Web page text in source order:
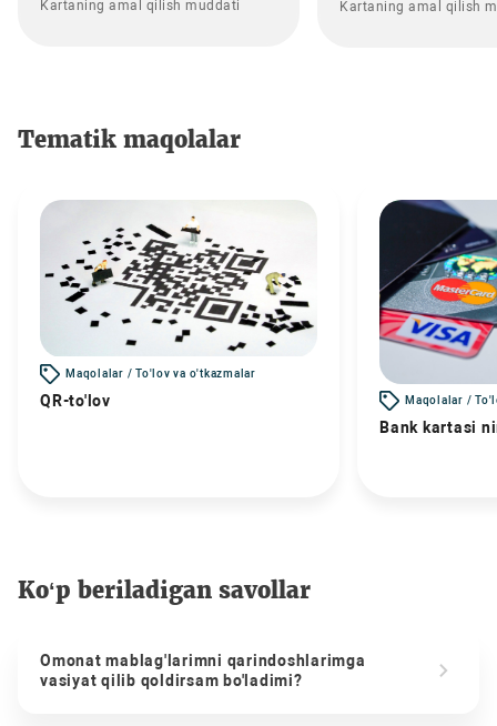
Kartaning amal qilish muddati Kartaning amal qilish
Tematik maqolalar
Maqolalar / To'lov va o'tkazmalar
QR-to'lov Maqolalar /
Bank kartasi
Ko‘p beriladigan savollar
Omonat mablag'larimni qarindoshlarimga
vasiyat qilib qoldirsam bo'ladimi?